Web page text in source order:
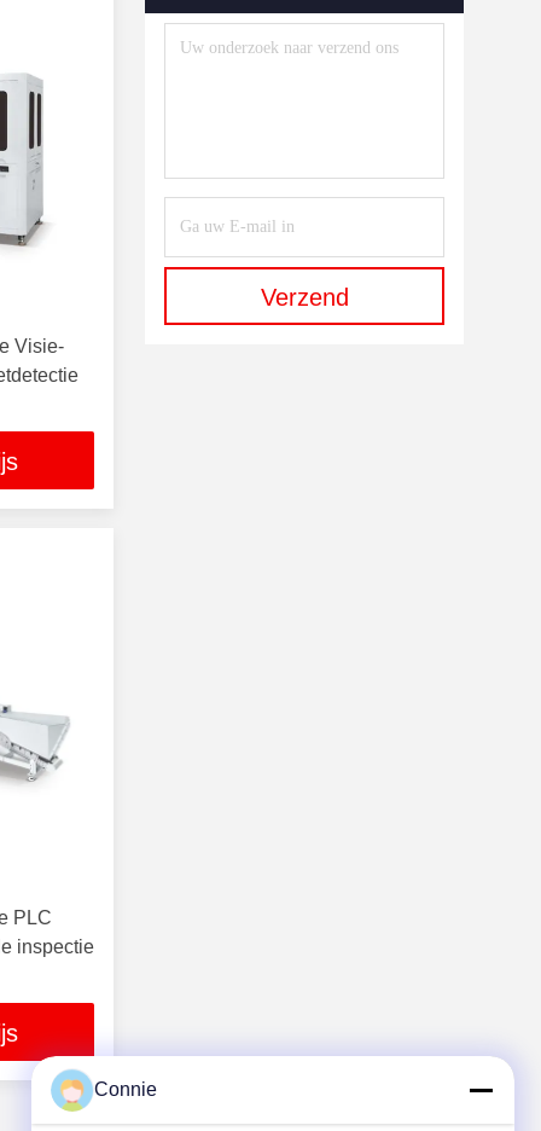
Visie-
PLC
inspectie
Machine(1)
120W Laser Cleaning
Machine(1)
Laserreinigingsmachine 200-
Verzend
Connie